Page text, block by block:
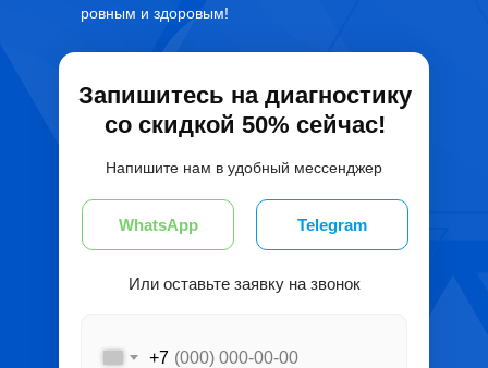
ровным и здоровым!
Запишитесь на диагностику
со скидкой 50% сейчас!
Напишите нам в удобный мессенджер
Telegram
Или оставьте заявку на звонок
WhatsApp
+7